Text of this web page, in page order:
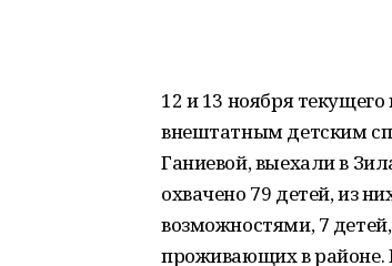
12 и 13 ноября
внештатным детским
Ганиевой, выехали в
охвачено 79 детей, из
возможностями, 7
проживающих в районе.